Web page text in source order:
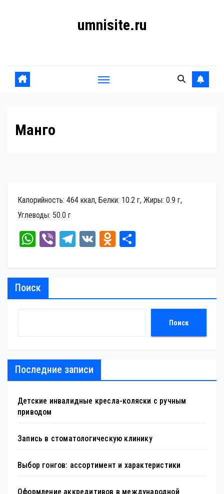
umnisite.ru
Манго
Калорийность: 464 ккал, Белки: 10.2 г, Жиры: 0.9 г,
Углеводы: 50.0 г
W
A
pp
Vi
Te
m
V
O
ss ь
Поиск
Поиск
Последние записи
Детские инвалидные кресла-коляски с ручным
приводом
Запись в стоматологическую клинику
Выбор гонгов: ассортимент и характеристики
Оформление аккредитивов в международной